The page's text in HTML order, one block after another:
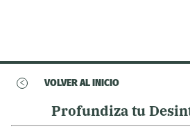
< VOLVER AL INICIO
Profundiza tu